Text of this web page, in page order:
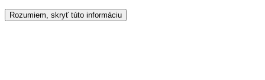
Rozumiem, skryť túto informáciu